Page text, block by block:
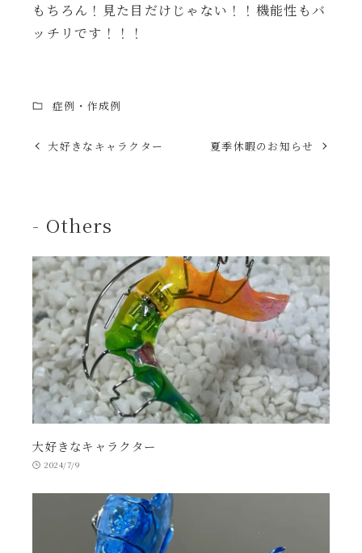
もちろん！見た目だけじゃない！！機能性もバ
ッチリです！！！
症例・作成例
大好きなキャラクター 夏季休暇のお知らせ
- Others
大好きなキャラクター
2024/7/9